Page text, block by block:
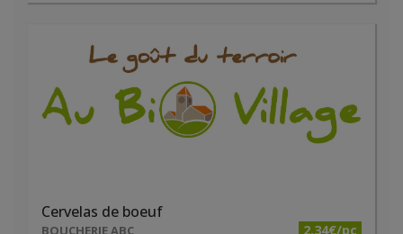
Cervelas de boeuf
BOUCHERIE ABC 2.34€/pc